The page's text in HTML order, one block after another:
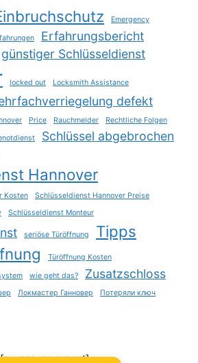
Emergency
Erfahrungsbericht
günstiger Schlüsseldienst
locked out Locksmith Assistance
defekt
Price Rauchmelder
Rechtliche Folgen
Schlüssel abgebrochen
Hannover
Kosten
Schlüsseldienst Hannover Preise
Schlüsseldienst Monteur
seriöse Türöffnung Tipps
Türöffnung Kosten
wie geht das? Zusatzschloss
Локмастер Ганновер
Потеряли ключ
[sv_provenexpert]